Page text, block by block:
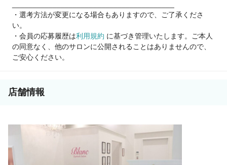
・選考方法が変更になる場合もありますので、ご了承くださ
い。
・会員の応募履歴は利用規約 に基づき管理いたします。ご本人
の同意なく、他のサロンに公開されることはありませんので、
ご安心ください。
店舗情報